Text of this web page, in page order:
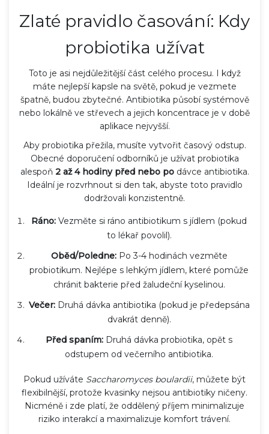
Zlaté pravidlo časování: Kdy
probiotika užívat
Toto je asi nejdůležitější část celého procesu. I když
máte nejlepší kapsle na světě, pokud je vezmete
špatně, budou zbytečné. Antibiotika působí systémově
nebo lokálně ve střevech a jejich koncentrace je v době
aplikace nejvyšší.
Aby probiotika přežila, musíte vytvořit časový odstup.
Obecné doporučení odborníků je užívat probiotika
alespoň 2 až 4 hodiny před nebo podávce antibiotika.
Ideální je rozvrhnout si den tak, abyste toto pravidlo
dodržovali konzistentně.
Ráno: Vezměte si ráno antibiotikum s jídlem (pokud
to lékař povolil).
Oběd/Poledne:Po 3-4 hodinách vezměte
probiotikum. Nejlépe s lehkým jídlem, které pomůže
chránit bakterie před žaludeční kyselinou.
Večer:Druhá dávka antibiotika (pokud je předepsána
dvakrát denně).
Před spaním: Druhá dávka probiotika, opět s
odstupem od večerního antibiotika.
Pokud užíváte Saccharomyces boulardii, můžete být
flexibilnější, protože kvasinky nejsou antibiotiky ničeny.
Nicméně i zde platí, že oddělený příjem minimalizuje
riziko interakcí a maximalizuje komfort trávení.